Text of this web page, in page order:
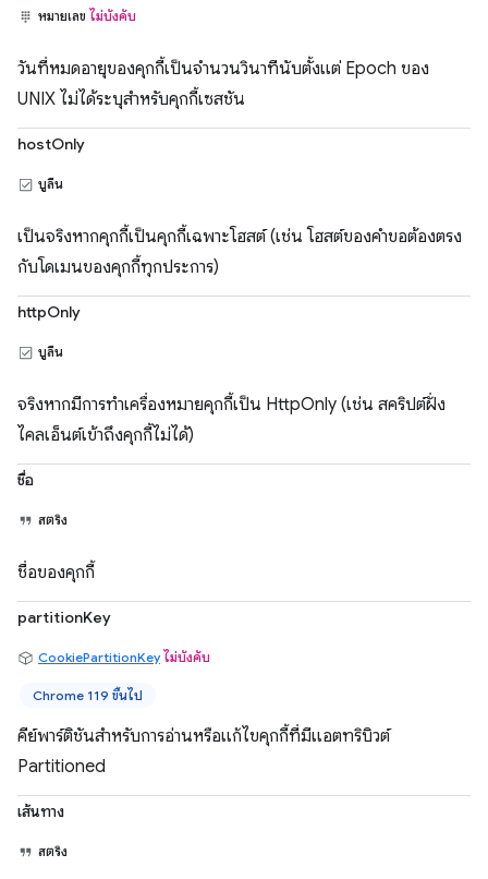
หมายเลข ไม่บังคับ
วันที่หมดอายุของคุกกี้เป็นจำนวนวินาทีนับตั้งแต่ Epoch ของ
UNIX ไม่ได้ระบุสำหรับคุกกี้เซสชัน
hostOnly
บูลีน
เป็นจริงหากคุกกี้เป็นคุกกี้เฉพาะโฮสต์ (เช่น โฮสต์ของคำขอต้องตรง
กับโดเมนของคุกกี้ทุกประการ)
httpOnly
บูลีน
จริงหากมีการทำเครื่องหมายคุกกี้เป็น HttpOnly (เช่น สคริปต์ฝั่ง
ไคลเอ็นต์เข้าถึงคุกกี้ไม่ได้)
ชื่อ
สตริง
ชื่อของคุกกี้
partitionKey
CookiePartitionKey ไม่บังคับ
Chrome 119 ขึ้นไป
คีย์พาร์ติชันสำหรับการอ่านหรือแก้ไขคุกกี้ที่มีแอตทริบิวต์
Partitioned
เส้นทาง
สตริง